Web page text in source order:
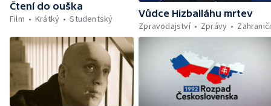
Čtení do ouška
Film
Krátký Studentský
Vůdce Hizballáhu mrtev
Zpravodajství
Zprávy